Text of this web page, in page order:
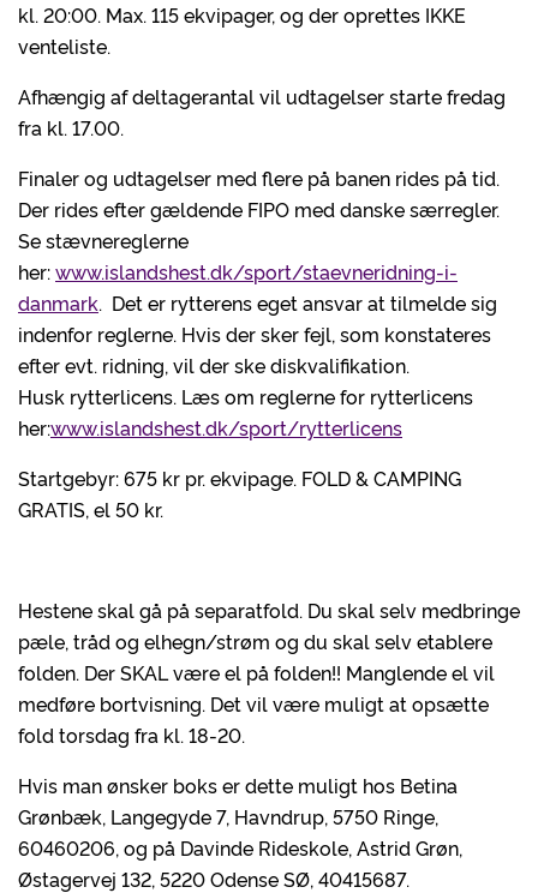
kl. 20:00. Max. 115 ekvipager, og der oprettes IKKE
venteliste.
Afhængig af deltagerantal vil udtagelser starte fredag
fra kl. 17.00.
Finaler og udtagelser med flere på banen rides på tid.
Der rides efter gældende FIPO med danske særregler.
Se stævnereglerne
her:www.islandshest.dk/sport/staevneridning-i-
danmark. Det er rytterens eget ansvar at tilmelde sig
indenfor reglerne. Hvis der sker fejl, som konstateres
efter evt. ridning, vil der ske diskvalifikation.
Husk rytterlicens. Læs om reglerne for rytterlicens
her:www.islandshest.dk/sport/rytterlicens
Startgebyr: 675 kr pr. ekvipage. FOLD & CAMPING
GRATIS, el 50 kr.
Hestene skal gå på separatfold. Du skal selv medbringe
pæle, tråd og elhegn/strøm og du skal selv etablere
folden. Der SKAL være el på folden!! Manglende el vil
medføre bortvisning. Det vil være muligt at opsætte
fold torsdag fra kl. 18-20.
Hvis man ønsker boks er dette muligt hos Betina
Grønbæk, Langegyde 7, Havndrup, 5750 Ringe,
60460206, og på Davinde Rideskole, Astrid Grøn,
Østagervej 132, 5220 Odense SØ, 40415687.